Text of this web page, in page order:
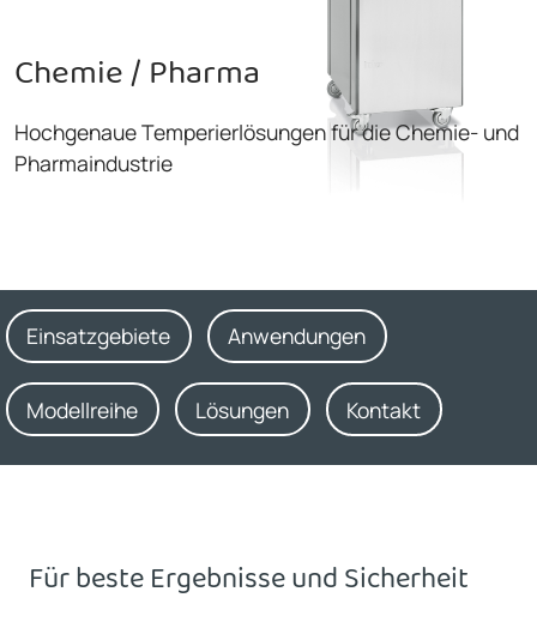
Chemie / Pharma
Hochgenaue Temperierlösungen für die Chemie- und
Pharmaindustrie
Einsatzgebiete Anwendungen
Modellreihe Lösungen Kontakt
Für beste Ergebnisse und Sicherheit